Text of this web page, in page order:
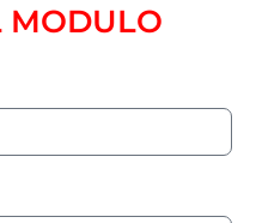
MODULO